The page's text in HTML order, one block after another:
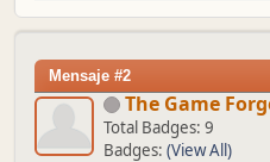
Mensaje #2
The Game
Total Badges: 9
Badges: (View All)